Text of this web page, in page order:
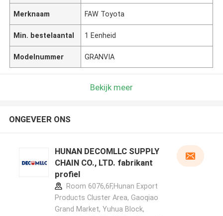
Merknaam FAW Toyota
Min. bestelaantal 1 Eenheid
Modelnummer GRANVIA
Bekijk meer
ONGEVEER ONS
HUNAN DECOMLLC SUPPLY
CHAIN CO., LTD. fabrikant
profiel
Room 6076,6F,Hunan Export
Products Cluster Area, Gaoqiao
Grand Market, Yuhua Block,